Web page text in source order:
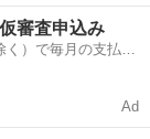
： エクスクル
ＥＴＣ 純正
審査申込み
く）で毎月の支払額
Ad